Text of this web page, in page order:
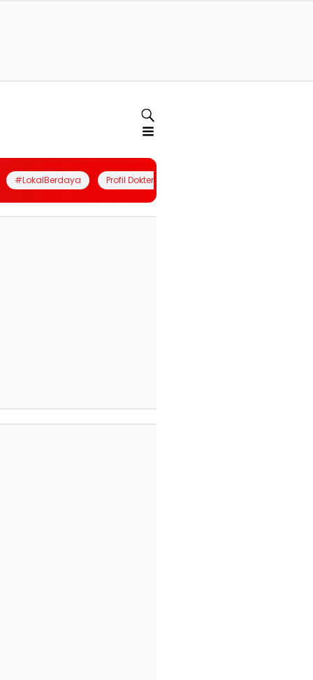
#LokalBerdaya Profil Dokter